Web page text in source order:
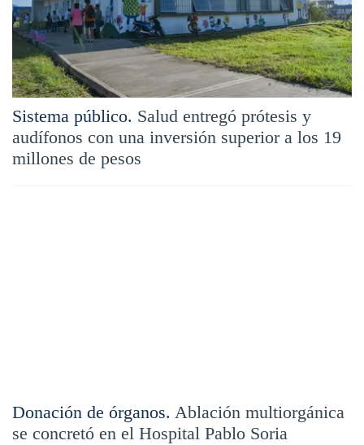
Sistema público. Salud entregó prótesis y
audífonos con una inversión superior a los 19
millones de pesos
Donación de órganos. Ablación multiorgánica
se concretó en el Hospital Pablo Soria